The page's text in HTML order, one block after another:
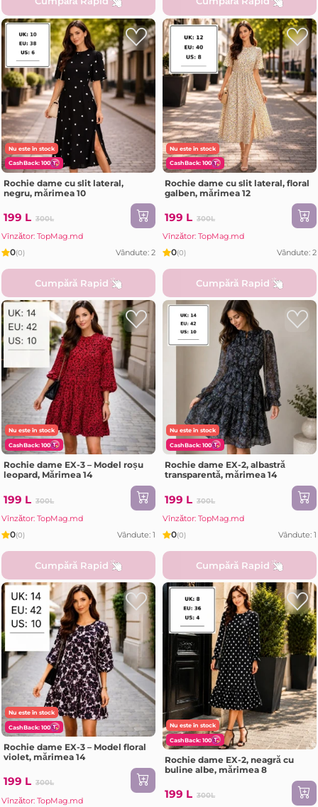
Nu este în stock
CashBack: 100
Rochie dame cu slit lateral,
negru, mărimea 10
199 L 300L
Vînzător: TopMag.md
0(0) Vândute: 2
Cumpără Rapid
Nu este în stock
CashBack: 100
Rochie dame cu slit lateral, floral
galben, mărimea 12
199 L 300L
Vînzător: TopMag.md
0(0) Vândute: 2
Cumpără Rapid
Nu este în stock
CashBack: 100
Rochie dame EX-3 – Model roșu
leopard, Mărimea 14
199 L 300L
Vînzător: TopMag.md
0(0) Vândute: 1
Cumpără Rapid
Nu este în stock
CashBack: 100
Rochie dame EX-2, albastră
transparentă, mărimea 14
199 L 300L
Vînzător: TopMag.md
0(0) Vândute: 1
Cumpără Rapid
Nu este în stock
CashBack: 100
Rochie dame EX-3 – Model floral
violet, mărimea 14
199 L 300L
Vînzător: TopMag.md
Nu este în stock
CashBack: 100
Rochie dame EX-2, neagră cu
buline albe, mărimea 8
199 L 300L